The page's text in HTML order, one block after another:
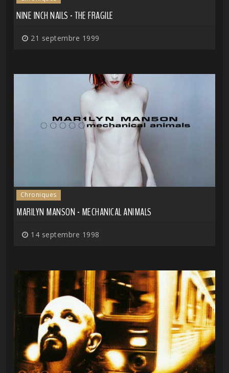
NINE INCH NAILS - THE FRAGILE
21 septembre 1999
Chroniques
MARILYN MANSON - MECHANICAL ANIMALS
14 septembre 1998